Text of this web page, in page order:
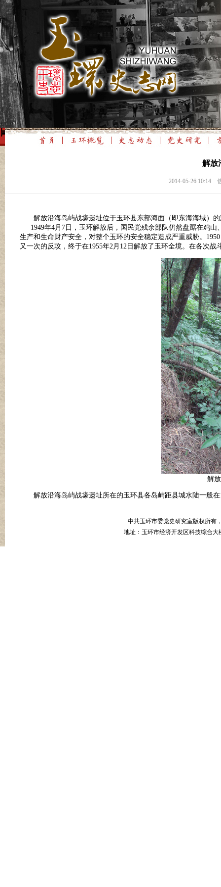
解放
2014-05-26 10:14
解放沿海岛屿战壕遗址位于玉环县东部海面（即东海海域）
1949年4月7日，玉环解放后，国民党残余部队仍然盘踞在鸡山
生产和生命财产安全，对整个玉环的安全稳定造成严重威胁。
又一次的反攻，终于在1955年2月12日解放了玉环全境。在各次战
解
解放沿海岛屿战壕遗址所在的玉环县各岛屿距县城水陆一般在
中共玉环市委党史研究室版权所有
地址：玉环市经济开发区科技综合大